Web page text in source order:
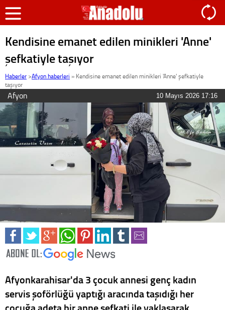
Kendisine emanet edilen minikleri 'Anne'
şefkatiyle taşıyor
Haberler >Afyon haberleri » Kendisine emanet edilen minikleri 'Anne' şefkatiyle
taşıyor
Afyon 10 Mayıs 2026 17:16
Afyonkarahisar'da 3 çocuk annesi genç kadın
servis şoförlüğü yaptığı aracında taşıdığı her